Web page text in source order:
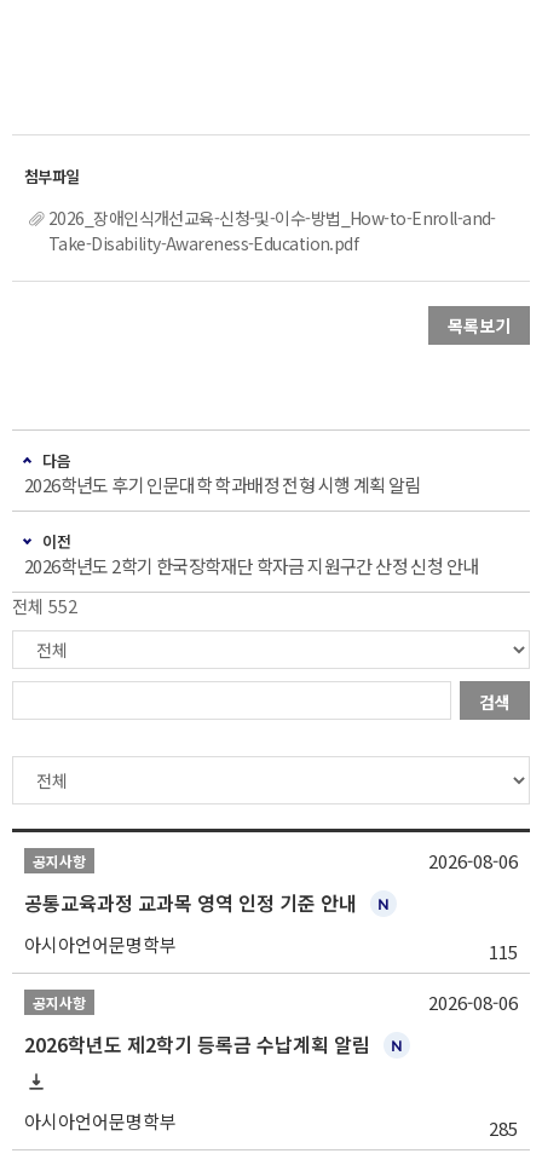
2026_장애인식개선교육-신청-및-이수-방법_How-to-Enroll-and-
Take-Disability-Awareness-Education.pdf
목록보기
다음
2026학년도 후기 인문대학 학과배정 전형 시행 계획 알림
이전
2026학년도 2학기 한국장학재단 학자금 지원구간 산정 신청 안내
전체 552
검색
공지사항
공통교육과정 교과목 영역 인정 기준 안내
아시아언어문명학부 115
2026-08-06
공지사항
2026학년도 제2학기 등록금 수납계획 알림
아시아언어문명학부 285
2026-08-06